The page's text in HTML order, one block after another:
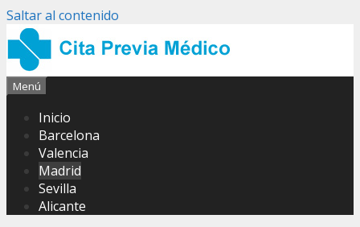
Saltar al contenido
Menú
Inicio
Barcelona
Valencia
Madrid
Sevilla
Alicante